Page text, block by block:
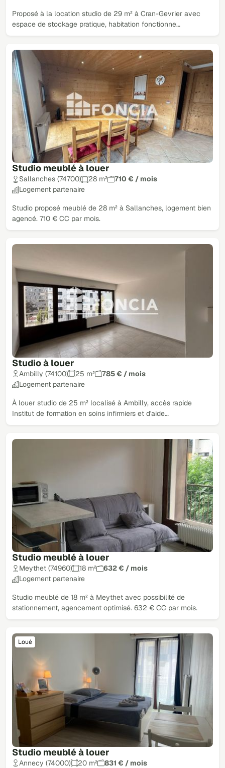
Proposé à la location studio de 29 m² à Cran-Gevrier avec
espace de stockage pratique, habitation fonctionne…
Studio meublé à louer
Sallanches (74700) 28 m²
710 € / mois
Logement partenaire
Studio proposé meublé de 28 m² à Sallanches, logement bien
agencé. 710 € CC par mois.
Studio à louer
Ambilly (74100) 25 m²
785 € / mois
Logement partenaire
À louer studio de 25 m² localisé à Ambilly, accès rapide
Institut de formation en soins infirmiers et d'aide…
Studio meublé à louer
Meythet (74960) 18 m²
632 € / mois
Logement partenaire
Studio meublé de 18 m² à Meythet avec possibilité de
stationnement, agencement optimisé. 632 € CC par mois.
Studio meublé à louer
Loué
Annecy (74000) 20 m² 831 € / mois